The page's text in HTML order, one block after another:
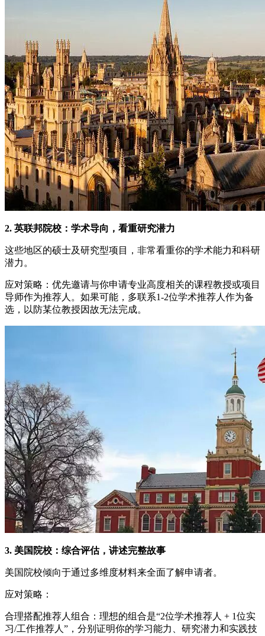
2. 英联邦院校：学术导向，看重研究潜力
这些地区的硕士及研究型项目，非常看重你的学术能力和科研
潜力。
应对策略：优先邀请与你申请专业高度相关的课程教授或项目
导师作为推荐人。如果可能，多联系1-2位学术推荐人作为备
选，以防某位教授因故无法完成。
3. 美国院校：综合评估，讲述完整故事
美国院校倾向于通过多维度材料来全面了解申请者。
应对策略：
合理搭配推荐人组合：理想的组合是“2位学术推荐人 + 1位实
习/工作推荐人”，分别证明你的学习能力、研究潜力和实践技